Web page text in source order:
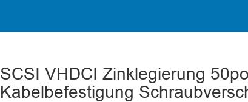
SCSI VHDCI Zinklegierung
Kabelbefestigung